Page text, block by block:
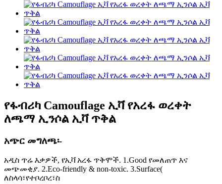
የፋብሪካ Camouflage ኢቫ የአረፋ ወረቀት
ለጫማ ኢንሶል ኢቫ ጥቅል
አጭር መግለጫ፡-
አዲስ ጥሬ እቃዎች, የኢቫ አረፋ ጥቅሞች. 1.Good የመለጠጥ እና
መጭመቂያ. 2.Eco-friendly & non-toxic. 3.Surface(
ለስላሳ፣የተቦረቦረ፣ስ